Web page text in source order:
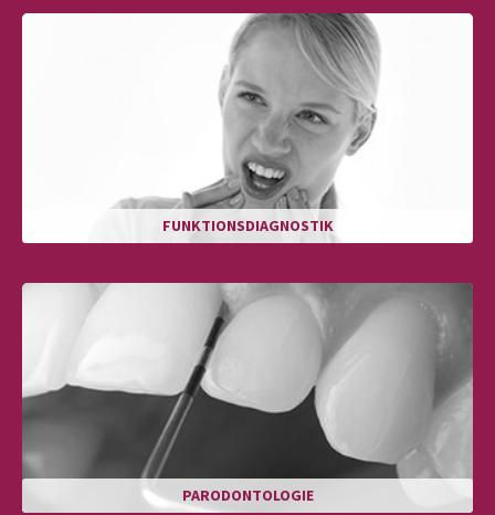
FUNKTIONSDIAGNOSTIK
PARODONTOLOGIE